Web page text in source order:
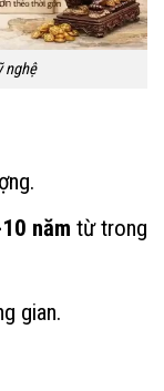
nghệ
năm từ trong
gian.